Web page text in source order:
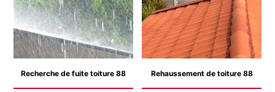
Recherche de fuite toiture 88 Rehaussement de toiture 88